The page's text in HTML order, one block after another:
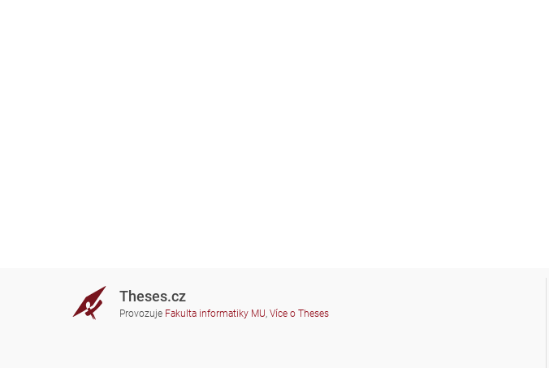
Theses.cz
Provozuje Fakulta informatiky MU, Více o Theses